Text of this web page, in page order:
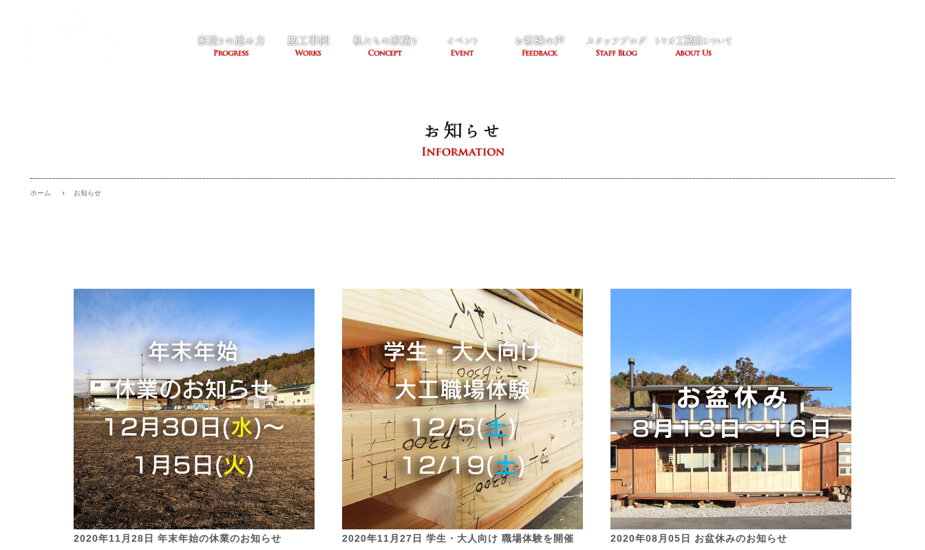
ホーム お知らせ
2020年11月28日 年末年始の休業のお知らせ
2020年11月27日 学生・大人向け 職場体験を開催
2020年08月05日 お盆休みのお知らせ